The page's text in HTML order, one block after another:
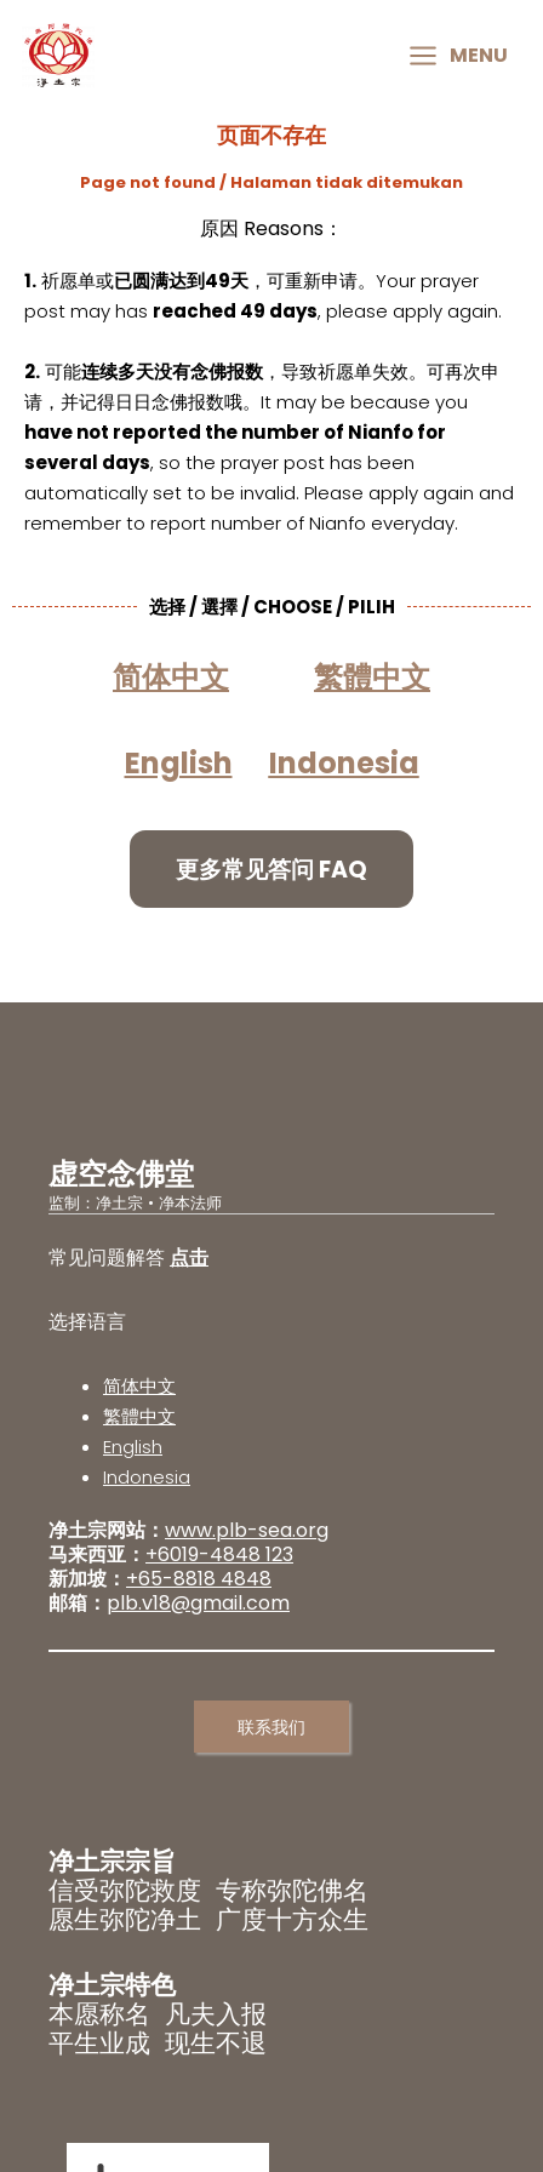
MENU
MENU
页面不存在
Page not found / Halaman tidak ditemukan
原因 Reasons：
1.祈愿单或已圆满达到49天 ，可重新申请。Your prayer
post may has reached 49 days, please apply again.
2.可能连续多天没有念佛报数 ，导致祈愿单失效。可再次申
请，并记得日日念佛报数哦。It may be because you
have not reported the number of Nianfo for
several days, so the prayer post has been
automatically set to be invalid. Please apply again and
remember to report number of Nianfo everyday.
选择 / 選擇 / CHOOSE / PILIH
简体中文 繁體中文
English Indonesia
更多常见答问 FAQ
虚空念佛堂
监制：净土宗 • 净本法师
常见问题解答 点击
选择语言
简体中文
繁體中文
English
Indonesia
净土宗网站： www.plb-sea.org
马来西亚： +6019-4848 123
新加坡： +65-8818 4848
邮箱： plb.v18@gmail.com
联系我们
净土宗宗旨
信受弥陀救度 专称弥陀佛名
愿生弥陀净土 广度十方众生
净土宗特色
本愿称名 凡夫入报
平生业成 现生不退